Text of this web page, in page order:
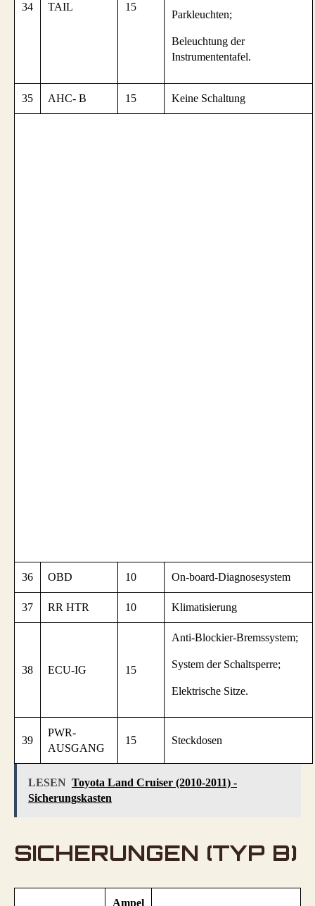
34 TAIL 15
Parkleuchten;
Beleuchtung der
Instrumententafel.
35 AHC- B 15 Keine Schaltung
36 OBD 10 On-board-Diagnosesystem
37 RR HTR 10 Klimatisierung
38 ECU-IG 15
Anti-Blockier-Bremssystem;
System der Schaltsperre;
Elektrische Sitze.
39
PWR-
AUSGANG
15 Steckdosen
LESEN Toyota Land Cruiser (2010-2011) -
Sicherungskasten
SICHERUNGEN (TYP B)
Ampel